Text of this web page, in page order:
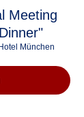
Meeting
München